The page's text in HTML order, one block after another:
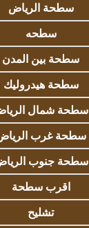
سطحة الرياض
سطحه
سطحة بين المدن
سطحة هيدروليك
سطحة شمال
سطحة غرب
سطحة جنوب
اقرب سطحة
تشليح